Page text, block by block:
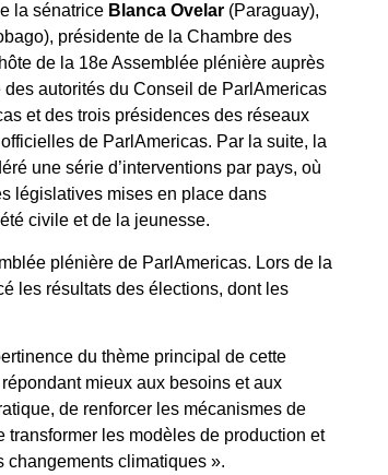
la sénatrice Blanca Ovelar (Paraguay),
présidente de la Chambre des
de la 18e Assemblée plénière auprès
des autorités du Conseil de ParlAmericas
et des trois présidences des réseaux
de ParlAmericas. Par la suite, la
une série d’interventions par pays, où
législatives mises en place dans
civile et de la jeunesse.
plénière de ParlAmericas. Lors de la
les résultats des élections, dont les
du thème principal de cette
mieux aux besoins et aux
de renforcer les mécanismes de
les modèles de production et
changements climatiques ».